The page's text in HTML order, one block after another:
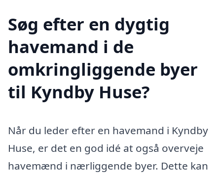
Søg efter en dygtig
havemand i de
omkringliggende byer
til Kyndby Huse?
Når du leder efter en havemand i Kyndby
Huse, er det en god idé at også overveje
havemænd i nærliggende byer. Dette kan